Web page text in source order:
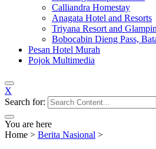
Calliandra Homestay
Anagata Hotel and Resorts
Triyana Resort and
Bobocabin Dieng Pass,
Pesan Hotel Murah
Pojok Multimedia
X
Search for:
You are here
Home > Berita Nasional >